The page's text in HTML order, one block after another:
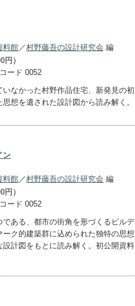
料館／村野藤吾の設計研究会 編
）
ード 0052
なかった村野作品住宅、新発見の初
想を遺された設計図から読み解く。
ン
料館／村野藤吾の設計研究会 編
）
ード 0052
ある、都市の街角を形づくるビルデ
ーク的建築群に込められた独特の思想
計図をもとに読み解く。初公開資料